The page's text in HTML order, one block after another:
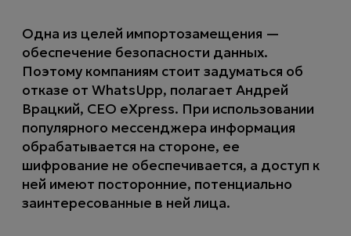
Одна из целей импортозамещения —
обеспечение безопасности данных.
Поэтому компаниям стоит задуматься об
отказе от WhatsUpp, полагает Андрей
Врацкий, СЕО eXpress. При использовании
популярного мессенджера информация
обрабатывается на стороне, ее
шифрование не обеспечивается, а доступ к
ней имеют посторонние, потенциально
заинтересованные в ней лица.